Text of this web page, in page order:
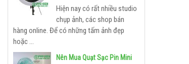
Hiện nay có rất nhiều studio
chụp ảnh, các shop bán
hàng online. Để có những tấm ảnh đẹp
hoặc ...
Nên Mua Quạt Sạc Pin Mini